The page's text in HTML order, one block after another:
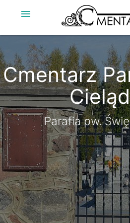
menu
Cmentarz
Parafia pw.
Cmentarz
Parafia pw.